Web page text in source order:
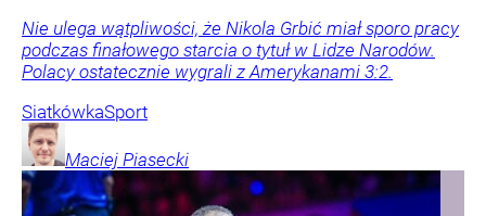
Nie ulega wątpliwości, że Nikola Grbić miał sporo pracy
podczas finałowego starcia o tytuł w Lidze Narodów.
Polacy ostatecznie wygrali z Amerykanami 3:2.
SiatkówkaSport
Maciej Piasecki